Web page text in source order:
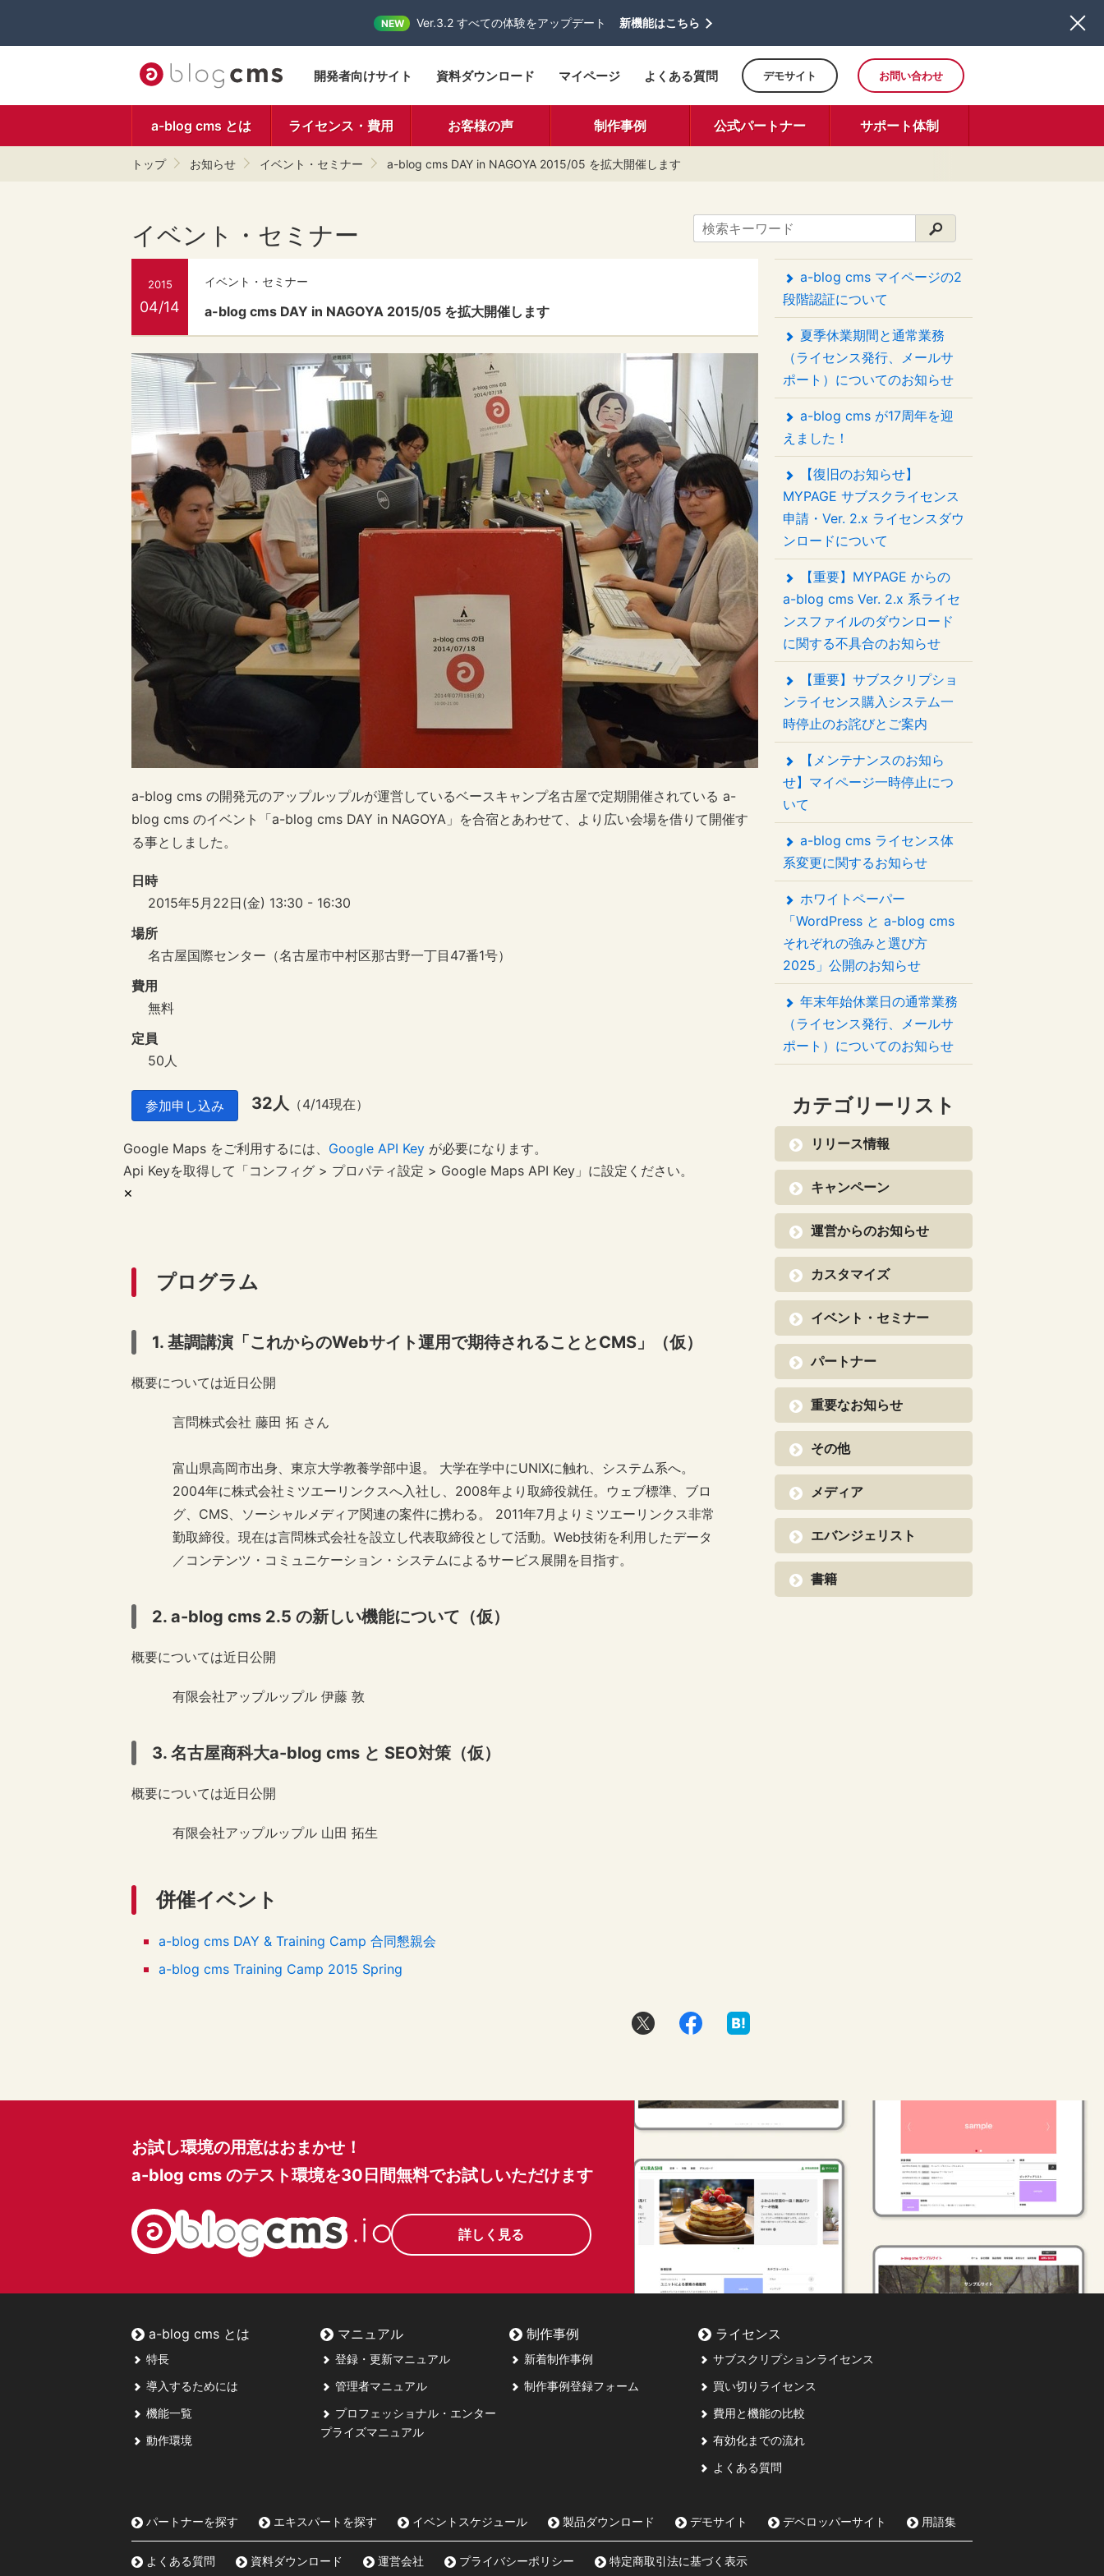
NEW Ver.3.2 すべての体験をアップデート 新機能はこちら
開発者向けサイト 資料ダウンロード マイページ よくある質問 デモサイト お問い合わせ
a-blog cms とは ライセンス・費用 お客様の声 制作事例 公式パートナー サポート体制
トップ お知らせ イベント・セミナー a-blog cms DAY in NAGOYA 2015/05 を拡大開催します
イベント・セミナー
2015
04/14
イベント・セミナー
a-blog cms DAY in NAGOYA 2015/05 を拡大開催します
a-blog cms の開発元のアップルップルが運営しているベースキャンプ名古屋で定期開催されている a-
blog cms のイベント「a-blog cms DAY in NAGOYA」を合宿とあわせて、より広い会場を借りて開催す
る事としました。
日時
2015年5月22日(金) 13:30 - 16:30
場所
名古屋国際センター（名古屋市中村区那古野一丁目47番1号）
費用
無料
定員
50人
参加申し込み 32人 （4/14現在）
Google Maps をご利用するには、 Google API Key が必要になります。
Api Keyを取得して「コンフィグ > プロパティ設定 > Google Maps API Key」に設定ください。
×
プログラム
1. 基調講演「これからのWebサイト運用で期待されることとCMS」（仮）
概要については近日公開
言問株式会社 藤田 拓 さん
富山県高岡市出身、東京大学教養学部中退。 大学在学中にUNIXに触れ、システム系へ。
2004年に株式会社ミツエーリンクスへ入社し、2008年より取締役就任。ウェブ標準、ブロ
グ、CMS、ソーシャルメディア関連の案件に携わる。 2011年7月よりミツエーリンクス非常
勤取締役。現在は言問株式会社を設立し代表取締役として活動。Web技術を利用したデータ
／コンテンツ・コミュニケーション・システムによるサービス展開を目指す。
2. a-blog cms 2.5 の新しい機能について（仮）
概要については近日公開
有限会社アップルップル 伊藤 敦
3. 名古屋商科大a-blog cms と SEO対策（仮）
概要については近日公開
有限会社アップルップル 山田 拓生
併催イベント
a-blog cms DAY & Training Camp 合同懇親会
a-blog cms Training Camp 2015 Spring
a-blog cms マイページの2
段階認証について
夏季休業期間と通常業務
（ライセンス発行、メールサ
ポート）についてのお知らせ
a-blog cms が17周年を迎
えました！
【復旧のお知らせ】
MYPAGE サブスクライセンス
申請・Ver. 2.x ライセンスダウ
ンロードについて
【重要】MYPAGE からの
a-blog cms Ver. 2.x 系ライセ
ンスファイルのダウンロード
に関する不具合のお知らせ
【重要】サブスクリプショ
ンライセンス購入システム一
時停止のお詫びとご案内
【メンテナンスのお知ら
せ】マイページ一時停止につ
いて
a-blog cms ライセンス体
系変更に関するお知らせ
ホワイトペーパー
「WordPress と a-blog cms
それぞれの強みと選び方
2025」公開のお知らせ
年末年始休業日の通常業務
（ライセンス発行、メールサ
ポート）についてのお知らせ
カテゴリーリスト
リリース情報
キャンペーン
運営からのお知らせ
カスタマイズ
イベント・セミナー
パートナー
重要なお知らせ
その他
メディア
エバンジェリスト
書籍
お試し環境の用意はおまかせ！
a-blog cms のテスト環境を30日間無料でお試しいただけます
詳しく見る
a-blog cms とは
特長
導入するためには
機能一覧
動作環境
マニュアル
登録・更新マニュアル
管理者マニュアル
プロフェッショナル・エンター
プライズマニュアル
制作事例
新着制作事例
制作事例登録フォーム
ライセンス
サブスクリプションライセンス
買い切りライセンス
費用と機能の比較
有効化までの流れ
よくある質問
パートナーを探す エキスパートを探す イベントスケジュール 製品ダウンロード デモサイト デベロッパーサイト 用語集
よくある質問 資料ダウンロード 運営会社 プライバシーポリシー 特定商取引法に基づく表示